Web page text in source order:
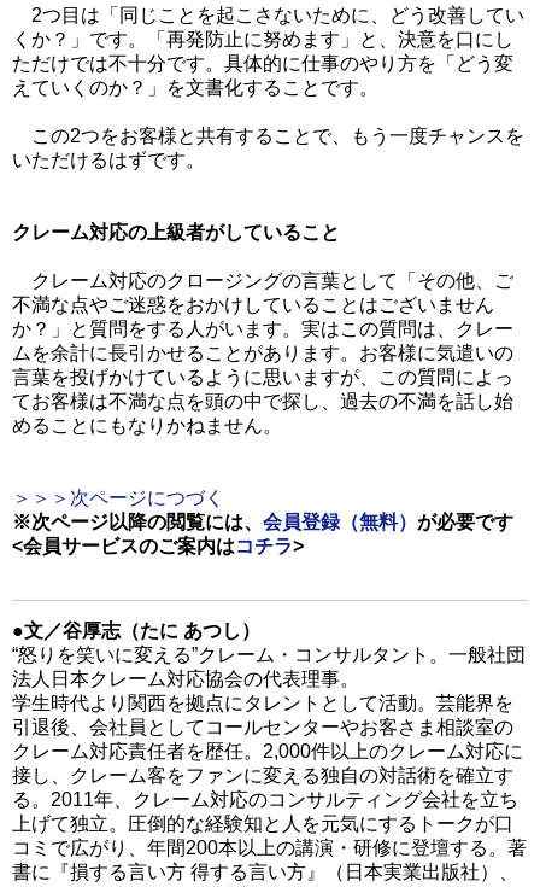
2つ目は「同じことを起こさないために、どう改善してい
くか？」です。「再発防止に努めます」と、決意を口にし
ただけでは不十分です。具体的に仕事のやり方を「どう変
えていくのか？」を文書化することです。
この2つをお客様と共有することで、もう一度チャンスを
いただけるはずです。
クレーム対応の上級者がしていること
クレーム対応のクロージングの言葉として「その他、ご
不満な点やご迷惑をおかけしていることはございません
か？」と質問をする人がいます。実はこの質問は、クレー
ムを余計に長引かせることがあります。お客様に気遣いの
言葉を投げかけているように思いますが、この質問によっ
てお客様は不満な点を頭の中で探し、過去の不満を話し始
めることにもなりかねません。
＞＞＞次ページにつづく
※次ページ以降の閲覧には、 会員登録（無料） が必要です
<会員サービスのご案内はコチラ>
●文／谷厚志（たに あつし）
“怒りを笑いに変える”クレーム・コンサルタント。一般社団
法人日本クレーム対応協会の代表理事。
学生時代より関西を拠点にタレントとして活動。芸能界を
引退後、会社員としてコールセンターやお客さま相談室の
クレーム対応責任者を歴任。2,000件以上のクレーム対応に
接し、クレーム客をファンに変える独自の対話術を確立す
る。2011年、クレーム対応のコンサルティング会社を立ち
上げて独立。圧倒的な経験知と人を元気にするトークが口
コミで広がり、年間200本以上の講演・研修に登壇する。著
書に『損する言い方 得する言い方』（日本実業出版社）、